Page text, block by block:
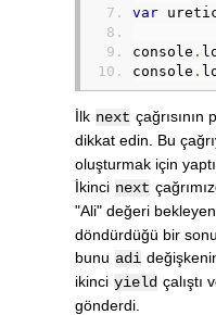
var
console .
console .
İlk next çağrısının
dikkat edin. Bu
oluşturmak için
İkinci next
"Ali" değeri bekleyen
döndürdüğü bir
bunu adi
ikinci yield çalıştı
gönderdi.